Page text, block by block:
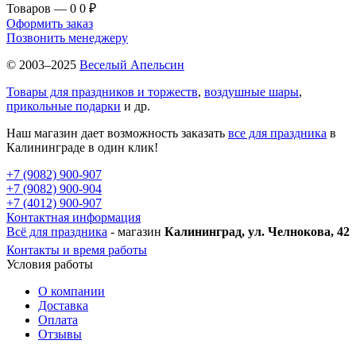
Товаров — 0 0 ₽
Оформить заказ
Позвонить менеджеру
© 2003–2025 Веселый Апельсин
Товары для праздников и торжеств, воздушные шары,
прикольные подарки и др.
Наш магазин дает возможность заказать все для праздника в
Калининграде в один клик!
+7 (9082) 900-907
+7 (9082) 900-904
+7 (4012) 900-907
Контактная информация
Всё для праздника - магазин Калининград, ул. Челнокова, 42
Контакты и время работы
Условия работы
О компании
Доставка
Оплата
Отзывы